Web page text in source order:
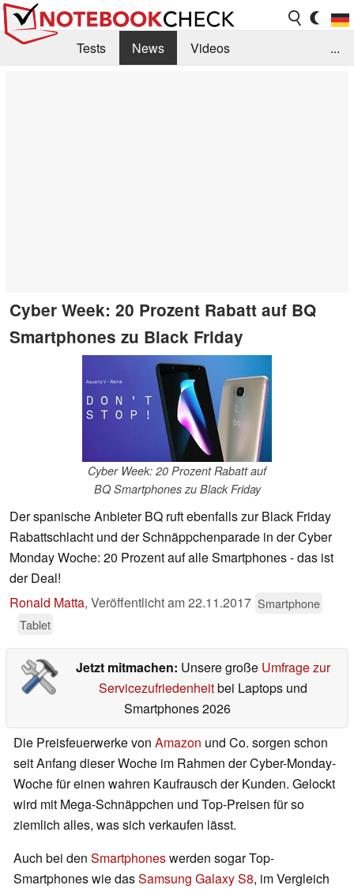
Tests News
Videos
...
Cyber Week: 20 Prozent Rabatt auf BQ
Smartphones zu Black Friday
Cyber Week: 20 Prozent Rabatt auf
BQ Smartphones zu Black Friday
Der spanische Anbieter BQ ruft ebenfalls zur Black Friday
Rabattschlacht und der Schnäppchenparade in der Cyber
Monday Woche: 20 Prozent auf alle Smartphones - das ist
der Deal!
Ronald Matta, Veröffentlicht am22.11.2017 Smartphone
Tablet
Jetzt mitmachen: Unsere große Umfrage zur
Servicezufriedenheitbei Laptops und
Smartphones 2026
Die Preisfeuerwerke von Amazon und Co. sorgen schon
seit Anfang dieser Woche im Rahmen der Cyber-Monday-
Woche für einen wahren Kaufrausch der Kunden. Gelockt
wird mit Mega-Schnäppchen und Top-Preisen für so
ziemlich alles, was sich verkaufen lässt.
Auch bei den Smartphoneswerden sogar Top-
Smartphones wie dasSamsung Galaxy S8, im Vergleich